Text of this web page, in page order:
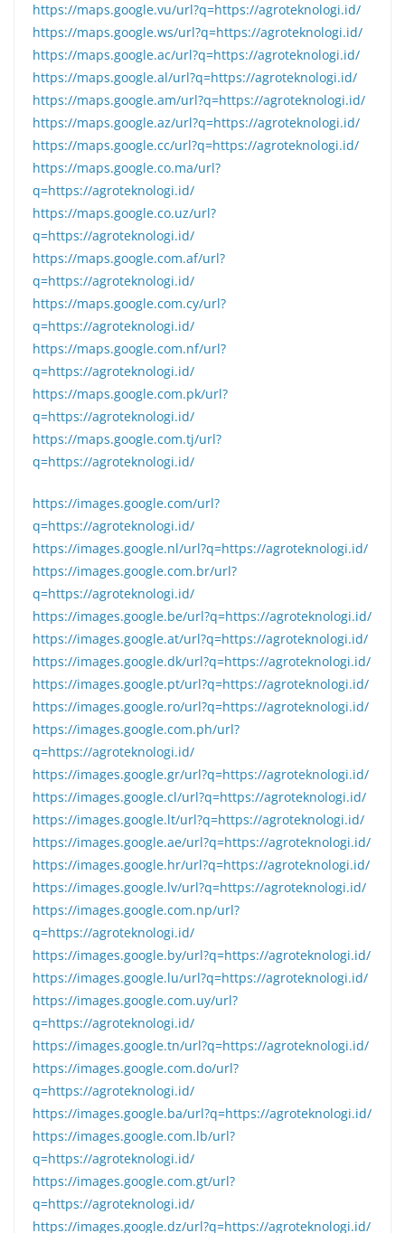
https://maps.google.vu/url?q=https://agroteknologi.id/
https://maps.google.ws/url?q=https://agroteknologi.id/
https://maps.google.ac/url?q=https://agroteknologi.id/
https://maps.google.al/url?q=https://agroteknologi.id/
https://maps.google.am/url?q=https://agroteknologi.id/
https://maps.google.az/url?q=https://agroteknologi.id/
https://maps.google.cc/url?q=https://agroteknologi.id/
https://maps.google.co.ma/url?
q=https://agroteknologi.id/
https://maps.google.co.uz/url?
q=https://agroteknologi.id/
https://maps.google.com.af/url?
q=https://agroteknologi.id/
https://maps.google.com.cy/url?
q=https://agroteknologi.id/
https://maps.google.com.nf/url?
q=https://agroteknologi.id/
https://maps.google.com.pk/url?
q=https://agroteknologi.id/
https://maps.google.com.tj/url?
q=https://agroteknologi.id/
https://images.google.com/url?
q=https://agroteknologi.id/
https://images.google.nl/url?q=https://agroteknologi.id/
https://images.google.com.br/url?
q=https://agroteknologi.id/
https://images.google.be/url?q=https://agroteknologi.id/
https://images.google.at/url?q=https://agroteknologi.id/
https://images.google.dk/url?q=https://agroteknologi.id/
https://images.google.pt/url?q=https://agroteknologi.id/
https://images.google.ro/url?q=https://agroteknologi.id/
https://images.google.com.ph/url?
q=https://agroteknologi.id/
https://images.google.gr/url?q=https://agroteknologi.id/
https://images.google.cl/url?q=https://agroteknologi.id/
https://images.google.lt/url?q=https://agroteknologi.id/
https://images.google.ae/url?q=https://agroteknologi.id/
https://images.google.hr/url?q=https://agroteknologi.id/
https://images.google.lv/url?q=https://agroteknologi.id/
https://images.google.com.np/url?
q=https://agroteknologi.id/
https://images.google.by/url?q=https://agroteknologi.id/
https://images.google.lu/url?q=https://agroteknologi.id/
https://images.google.com.uy/url?
q=https://agroteknologi.id/
https://images.google.tn/url?q=https://agroteknologi.id/
https://images.google.com.do/url?
q=https://agroteknologi.id/
https://images.google.ba/url?q=https://agroteknologi.id/
https://images.google.com.lb/url?
q=https://agroteknologi.id/
https://images.google.com.gt/url?
q=https://agroteknologi.id/
https://images.google.dz/url?q=https://agroteknologi.id/